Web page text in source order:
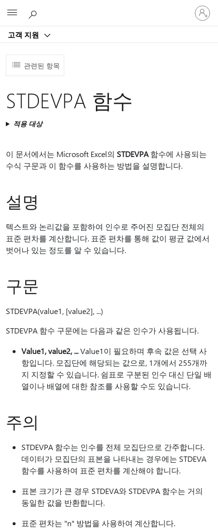
고객 지원
귀
하
계
관련된 항목
STDEVPA 함수
적용 대상
이 문서에서는 Microsoft Excel의 STDEVPA함수에 사용되는
수식 구문과 이 함수를 사용하는 방법을 설명합니다.
설명
텍스트와 논리값을 포함하여 인수로 주어진 모집단 전체의
표준 편차를 계산합니다. 표준 편차를 통해 값이 평균 값에서
벗어나 있는 정도를 알 수 있습니다.
구문
STDEVPA(value1, [value2], ...)
STDEVPA 함수 구문에는 다음과 같은 인수가 사용됩니다.
Value1, value2, ...Value1이 필요하며 후속 값은 선택 사
항입니다. 모집단에 해당되는 값으로, 1개에서 255개까
지 지정할 수 있습니다. 쉼표로 구분된 인수 대신 단일 배
열이나 배열에 대한 참조를 사용할 수도 있습니다.
주의
STDEVPA 함수는 인수를 전체 모집단으로 간주합니다.
데이터가 모집단의 표본을 나타내는 경우에는 STDEVA
함수를 사용하여 표준 편차를 계산해야 합니다.
표본 크기가 큰 경우 STDEVA와 STDEVPA 함수는 거의
동일한 값을 반환합니다.
표준 편차는 "n" 방법을 사용하여 계산합니다.